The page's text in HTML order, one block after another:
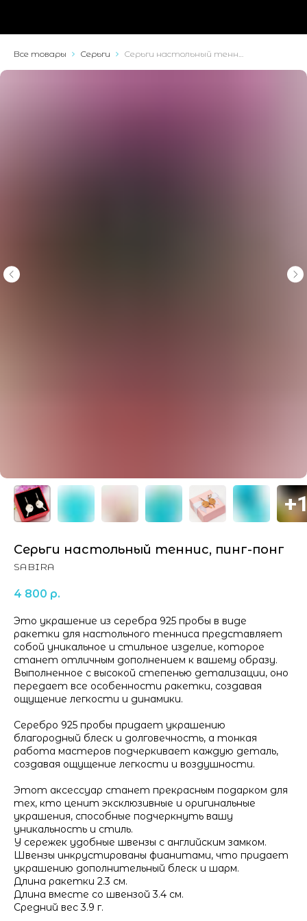
Все товары Серьги Серьги настольный теннис, пинг-понг
Серьги настольный теннис, пинг-понг
SABIRA
4 800 р.
Это украшение из серебра 925 пробы в виде
ракетки для настольного тенниса представляет
собой уникальное и стильное изделие, которое
станет отличным дополнением к вашему образу.
Выполненное с высокой степенью детализации, оно
передает все особенности ракетки, создавая
ощущение легкости и динамики.
Серебро 925 пробы придает украшению
благородный блеск и долговечность, а тонкая
работа мастеров подчеркивает каждую деталь,
создавая ощущение легкости и воздушности.
Этот аксессуар станет прекрасным подарком для
тех, кто ценит эксклюзивные и оригинальные
украшения, способные подчеркнуть вашу
уникальность и стиль.
У сережек удобные швензы с английским замком.
Швензы инкрустированы фианитами, что придает
украшению дополнительный блеск и шарм.
Длина ракетки 2.3 см.
Длина вместе со швензой 3.4 см.
Средний вес 3.9 г.